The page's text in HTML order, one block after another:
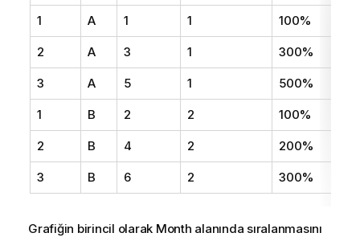
1 A 1 1 100%
2 A 3 1 300%
3 A 5 1 500%
1 B 2 2 100%
2 B 4 2 200%
3 B 6 2 300%
Grafiğin birincil olarak Month alanında sıralanmasını